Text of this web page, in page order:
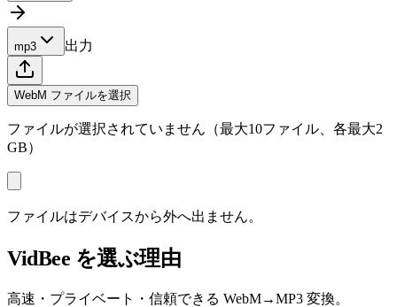
mp3 出力
WebM ファイルを選択
ファイルが選択されていません（最大10ファイル、各最大2
GB）
ファイルはデバイスから外へ出ません。
VidBee を選ぶ理由
高速・プライベート・信頼できる WebM→MP3 変換。